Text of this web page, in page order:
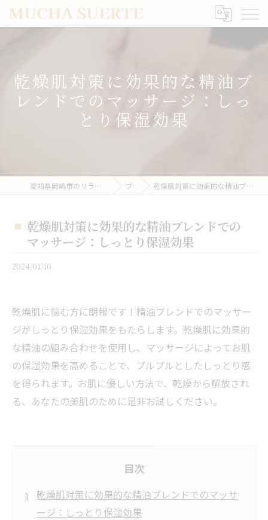
乾燥肌対策に効果的な精油ブ
レンドでのマッサージ：しっ
とり保湿効果
愛知県岡崎市のリラクゼーションならMUCHA SUERTE ブログ 乾燥肌対策に効果的な精油ブレンドでのマッサージ：しっとり保湿効果
乾燥肌対策に効果的な精油ブレンドでの
マッサージ：しっとり保湿効果
2024/01/10
乾燥肌に悩む方に朗報です！精油ブレンドでのマッサー
ジがしっとり保湿効果をもたらします。乾燥肌に効果的
な精油の組み合わせを使用し、マッサージによってお肌
の保湿効果を高めることで、プルプルとしたしっとり感
を得られます。お肌に優しい方法で、乾燥から解放され
る、あなたの美肌のために是非お試しください。
目次
乾燥肌対策に効果的な精油ブレンドでのマッサ
ージ：しっとり保湿効果